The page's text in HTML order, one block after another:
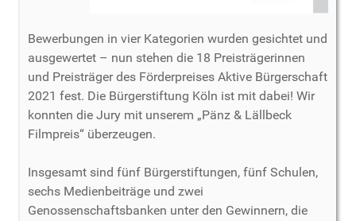
Bewerbungen in vier Kategorien wurden gesichtet und
ausgewertet – nun stehen die 18 Preisträgerinnen
und Preisträger des Förderpreises Aktive Bürgerschaft
2021 fest. Die Bürgerstiftung Köln ist mit dabei! Wir
konnten die Jury mit unserem „Pänz & Lällbeck
Filmpreis“ überzeugen.
Insgesamt sind fünf Bürgerstiftungen, fünf Schulen,
sechs Medienbeiträge und zwei
Genossenschaftsbanken unter den Gewinnern, die